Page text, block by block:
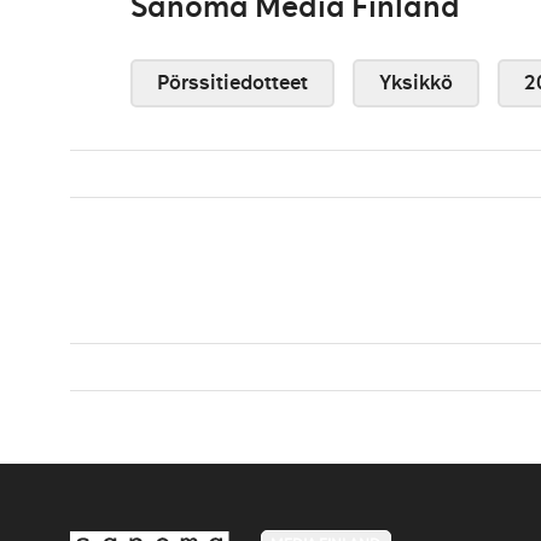
Pörssitiedotteet Yksikkö